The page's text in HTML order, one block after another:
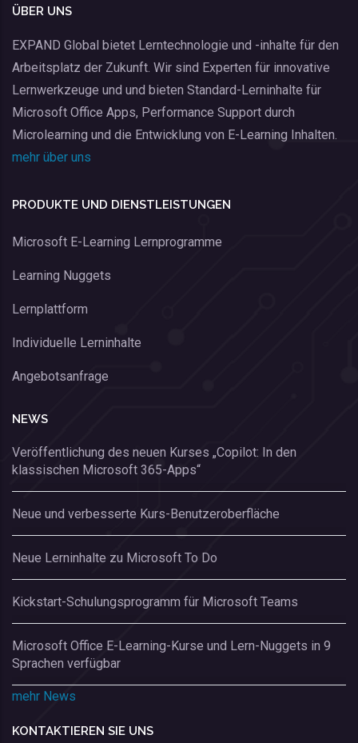
ÜBER UNS
EXPAND Global bietet Lerntechnologie und -inhalte für den
Arbeitsplatz der Zukunft. Wir sind Experten für innovative
Lernwerkzeuge und und bieten Standard-Lerninhalte für
Microsoft Office Apps, Performance Support durch
Microlearning und die Entwicklung von E-Learning Inhalten.
mehr über uns
PRODUKTE UND DIENSTLEISTUNGEN
Microsoft E-Learning Lernprogramme
Learning Nuggets
Lernplattform
Individuelle Lerninhalte
Angebotsanfrage
NEWS
Veröffentlichung des neuen Kurses „Copilot: In den
klassischen Microsoft 365-Apps“
Neue und verbesserte Kurs-Benutzeroberfläche
Neue Lerninhalte zu Microsoft To Do
Kickstart-Schulungsprogramm für Microsoft Teams
Microsoft Office E-Learning-Kurse und Lern-Nuggets in 9
Sprachen verfügbar
mehr News
KONTAKTIEREN SIE UNS